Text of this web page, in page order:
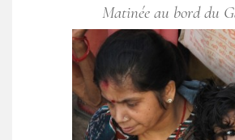
Matinée au bord du